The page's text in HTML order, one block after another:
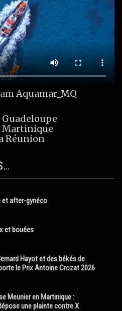
Aquamar_MQ
Martinique
Réunion
et after-gynéco
et bouées
Hayot et des békés de
le Prix Antoine Crozat 2026
Meunier en Martinique :
une plainte contre X